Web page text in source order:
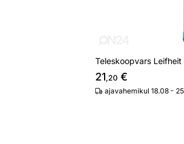
Teleskoopvars Leifheit
21,20 €
ajavahemikul 18.08 -
Põrandapesija